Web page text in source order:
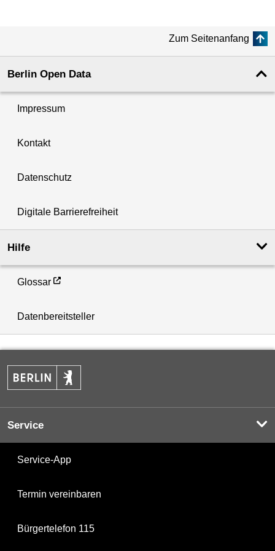
Zum Seitenanfang
Berlin Open Data
Impressum
Kontakt
Datenschutz
Digitale Barrierefreiheit
Hilfe
Glossar
Datenbereitsteller
Service
Service-App
Termin vereinbaren
Bürgertelefon 115